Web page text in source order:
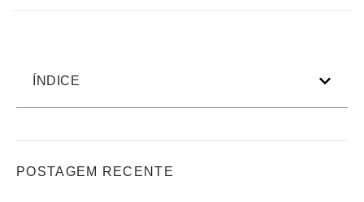
ÍNDICE
POSTAGEM RECENTE